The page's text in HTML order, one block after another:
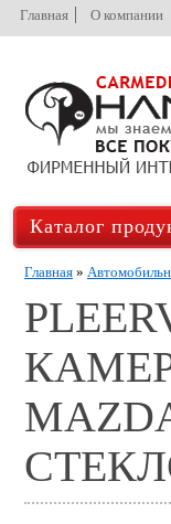
Главная О компании
Каталог
Главная »